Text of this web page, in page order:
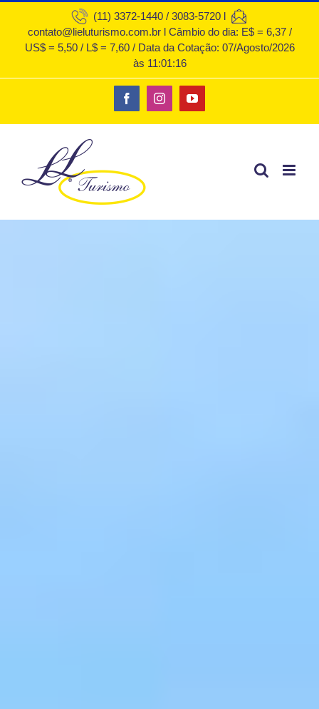
conteúdo
(11) 3372-1440 / 3083-5720 l
contato@lieluturismo.com.br l Câmbio do dia: E$ = 6,37 /
US$ = 5,50 / L$ = 7,60 / Data da Cotação: 07/Agosto/2026
às 11:01:16
FacebookInstagramYouTube